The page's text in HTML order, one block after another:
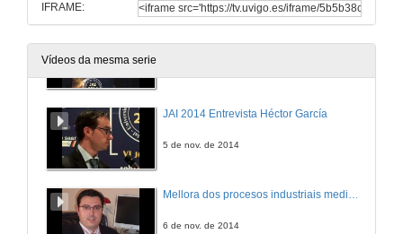
IFRAME:
Vídeos da mesma serie
JAI 2014 Entrevista Héctor García
5 de nov. de 2014
6 de nov. de 2014